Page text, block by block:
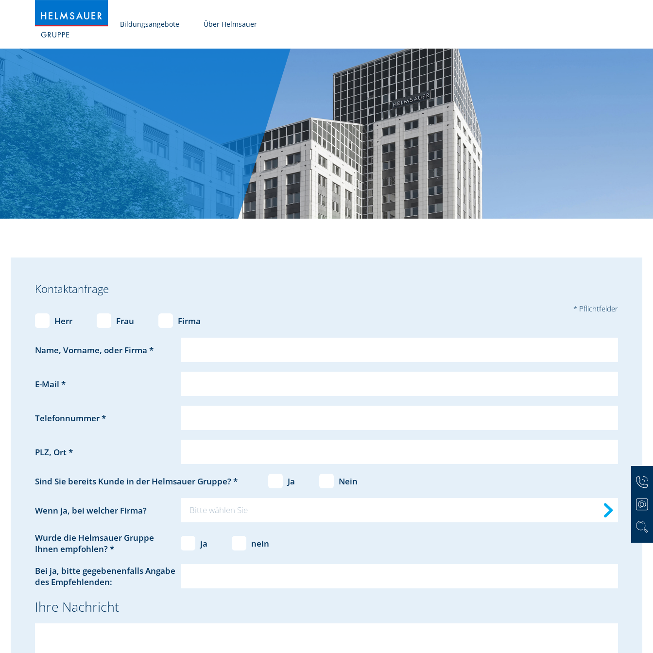
Bildungsangebote Über Helmsauer
Kontaktanfrage
* Pflichtfelder
Herr Frau Firma
Name, Vorname, oder Firma *
E-Mail *
Telefonnummer *
PLZ, Ort *
Sind Sie bereits Kunde in der Helmsauer Gruppe? * Ja Nein
Wenn ja, bei welcher Firma? Bitte wählen Sie
Wurde die Helmsauer Gruppe
Ihnen empfohlen? *
ja nein
Bei ja, bitte gegebenenfalls Angabe
des Empfehlenden:
Ihre Nachricht